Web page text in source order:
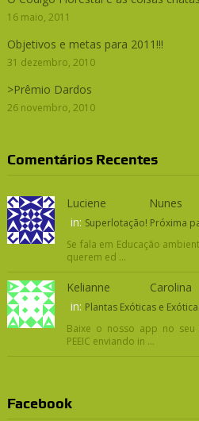
16 maio, 2011
Objetivos e metas para 2011!!!
31 dezembro, 2010
>Prêmio Dardos
26 novembro, 2010
Comentários Recentes
Luciene Nunes
in: Superlotação! Próxima
Se fala em Educação
querem ed ...
Kelianne Carolina
in: Plantas Exóticas e
Baixe o nosso app no
PEEIC enviando in ...
Facebook